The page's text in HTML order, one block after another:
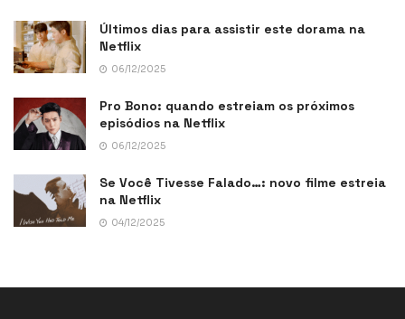
Últimos dias para assistir este dorama na
Netflix
06/12/2025
Pro Bono: quando estreiam os próximos
episódios na Netflix
06/12/2025
Se Você Tivesse Falado…: novo filme estreia
na Netflix
04/12/2025